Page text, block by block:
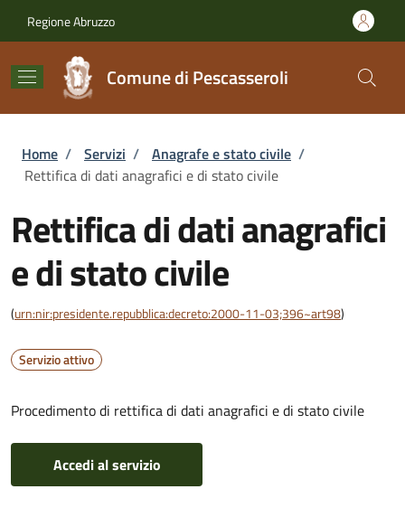
Regione Abruzzo
Comune di Pescasseroli
Briciole di pane
Home / Servizi / Anagrafe e stato civile /
Rettifica di dati anagrafici e di stato civile
Rettifica di dati anagrafici
e di stato civile
(urn:nir:presidente.repubblica:decreto:2000-11-03;396~art98)
Servizio attivo
Procedimento di rettifica di dati anagrafici e di stato civile
Accedi al servizio